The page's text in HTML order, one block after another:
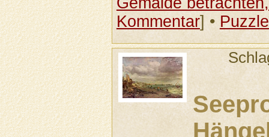
Kommentar] • Puzzle